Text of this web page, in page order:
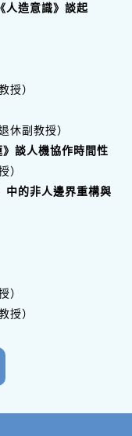
人造意識》談起
授）
休副教授）
談人機協作時間性
）
中的非人邊界重構與
）
授）